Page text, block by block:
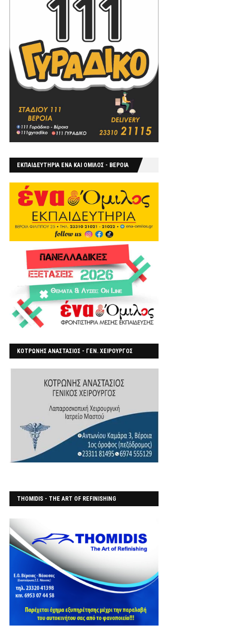
ΕΚΠΑΙΔΕΥΤΗΡΙΑ ΕΝΑ ΚΑΙ ΟΜΙΛΟΣ - ΒΕΡΟΙΑ
ΚΟΤΡΩΝΗΣ ΑΝΑΣΤΑΣΙΟΣ - ΓΕΝ. ΧΕΙΡΟΥΡΓΟΣ
THOMIDIS - THE ART OF REFINISHING